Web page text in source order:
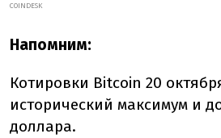
COINDESK
Напомним:
Котировки Bitcoin 20
исторический максимум и
доллара.